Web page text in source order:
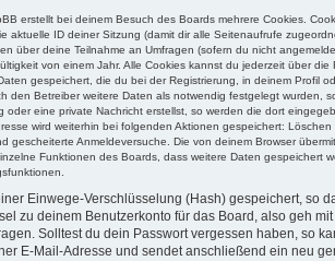
erstellt bei deinem Besuch des Boards mehrere Cookies.
aktuelle ID deiner Sitzung (damit dir alle Seitenaufrufe
über deine Teilnahme an Umfragen (sofern du nicht
von einem Jahr. Alle Cookies kannst du jederzeit über die
gespeichert, die du bei der Registrierung, in deinem Profil
den Betreiber weitere Daten als notwendig festgelegt wurden,
oder eine private Nachricht erstellst, so werden die dort
wird weiterhin bei folgenden Aktionen gespeichert:
gescheiterte Anmeldeversuche. Die von deinem Browser
Funktionen des Boards, dass weitere Daten
Einwege-Verschlüsselung (Hash) gespeichert, so
zu deinem Benutzerkonto für das Board, also geh
Solltest du dein Passwort vergessen haben, so
E-Mail-Adresse und sendet anschließend ein neu